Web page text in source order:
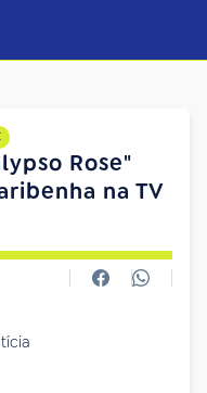
Rose"
na TV